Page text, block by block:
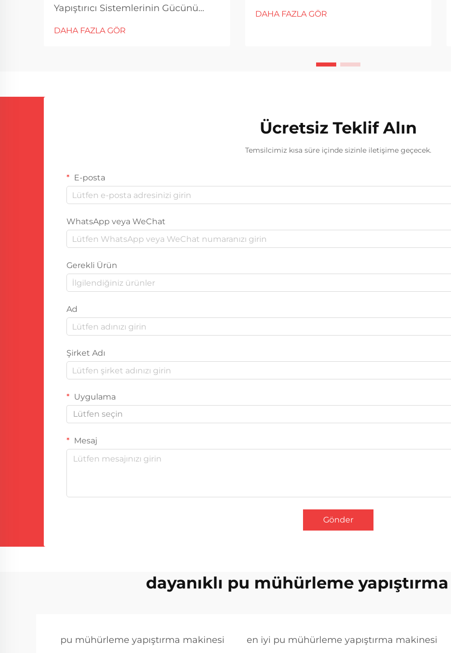
Yapıştırıcı Sistemlerinin Gücünü
endüstriyel ortamında, rekabet
DAHA FAZLA GÖR
üretim süreçlerini sürekli olarak
DAHA FAZLA GÖR
Ücretsiz Teklif Alın
Temsilcimiz kısa süre içinde sizinle iletişime geçecek.
E-posta
WhatsApp veya WeChat
Gerekli Ürün
Ad
Şirket Adı
Uygulama
Lütfen seçin
Mesaj
Gönder
dayanıklı pu mühürleme
pu mühürleme yapıştırma makinesi en iyi pu mühürleme yapıştırma makinesi